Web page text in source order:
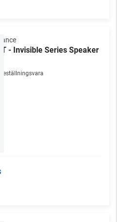
- Invisible Series Speaker
Beställningsvara